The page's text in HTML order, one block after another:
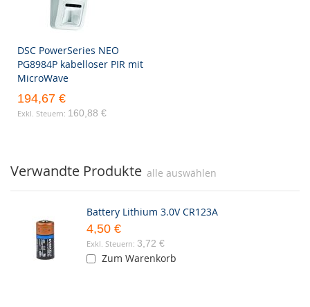
DSC PowerSeries NEO
PG8984P kabelloser PIR mit
MicroWave
194,67 €
160,88 €
Verwandte Produkte alle auswählen
Battery Lithium 3.0V CR123A
4,50 €
3,72 €
Zum Warenkorb